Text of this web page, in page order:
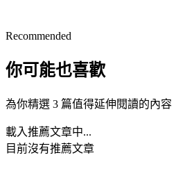
Recommended
你可能也喜歡
為你精選 3 篇值得延伸閱讀的內容
載入推薦文章中...
目前沒有推薦文章